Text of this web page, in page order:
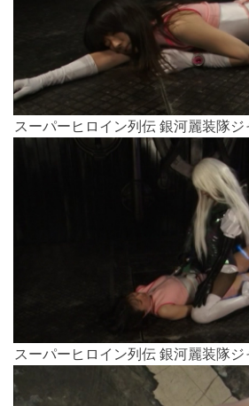
スーパーヒロイン列伝 銀河麗装隊
スーパーヒロイン列伝 銀河麗装隊